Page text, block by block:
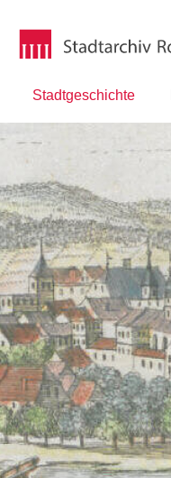
Stadtgeschichte